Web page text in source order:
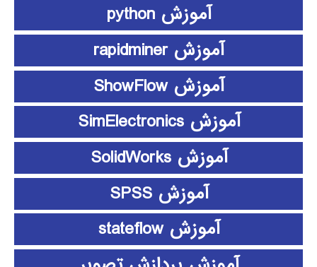
آموزش python
آموزش rapidminer
آموزش ShowFlow
آموزش SimElectronics
آموزش SolidWorks
آموزش SPSS
آموزش stateflow